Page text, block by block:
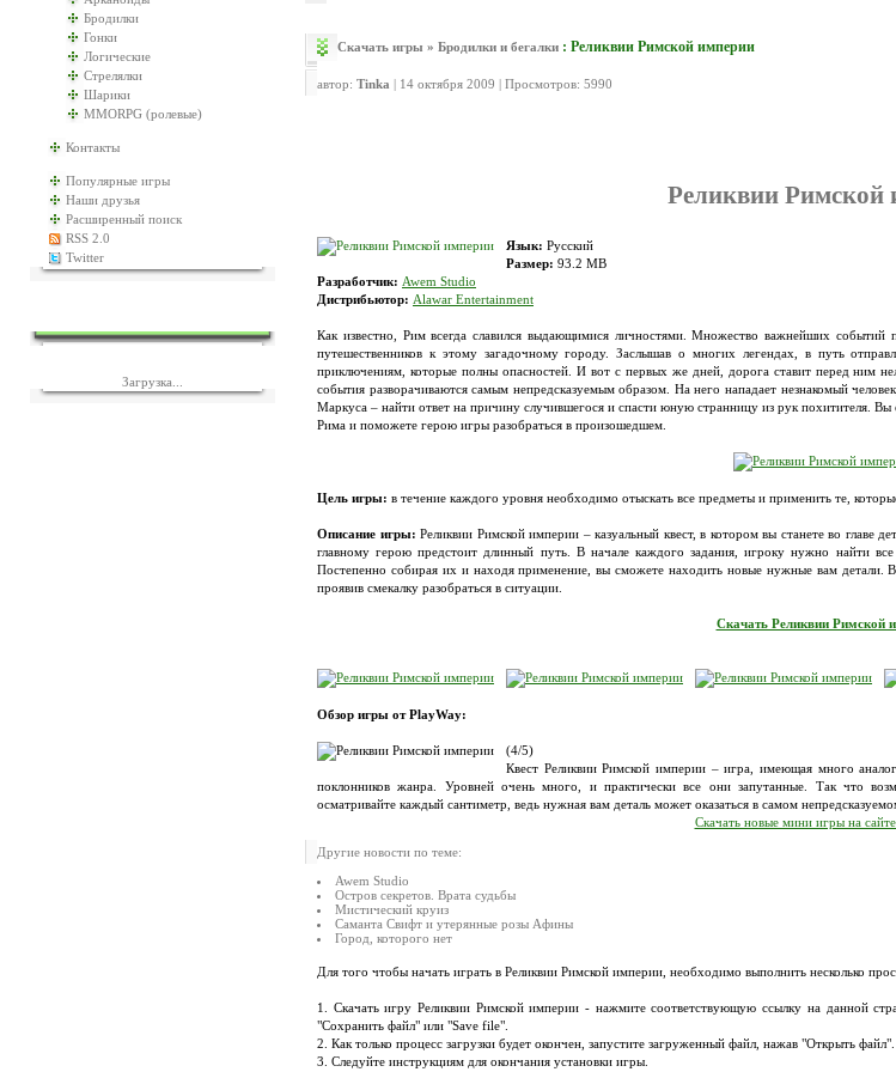
Бродилки
Гонки
Логические
Стрелялки
Шарики
MMORPG (ролевые)
Контакты
Популярные игры
Наши друзья
Расширенный поиск
RSS 2.0
Twitter
Загрузка...
Скачать игры » Бродилки и бегалки : Реликвии Римской империи
автор: Tinka | 14 октября 2009 | Просмотров: 5990
Реликвии Римской
Язык: Русский
Размер: 93.2 MB
Разработчик: Awem Studio
Дистрибьютор: Alawar Entertainment
Как известно, Рим всегда славился выдающимися личностями. Множество важнейших событий
путешественников к этому загадочному городу. Заслышав о многих легендах, в путь
приключениям, которые полны опасностей. И вот с первых же дней, дорога ставит перед ним
события разворачиваются самым непредсказуемым образом. На него нападает незнакомый
Маркуса – найти ответ на причину случившегося и спасти юную странницу из рук похитителя.
Рима и поможете герою игры разобраться в произошедшем.
Цель игры: в течение каждого уровня необходимо отыскать все предметы и применить те,
Описание игры: Реликвии Римской империи – казуальный квест, в котором вы станете во главе
главному герою предстоит длинный путь. В начале каждого задания, игроку нужно найти
Постепенно собирая их и находя применение, вы сможете находить новые нужные вам детали.
проявив смекалку разобраться в ситуации.
Скачать Реликвии Римской
Обзор игры от PlayWay:
(4/5)
Квест Реликвии Римской империи – игра, имеющая много
поклонников жанра. Уровней очень много, и практически все они запутанные. Так что
осматривайте каждый сантиметр, ведь нужная вам деталь может оказаться в самом
Скачать новые мини игры на
Другие новости по теме:
Awem Studio
Остров секретов. Врата судьбы
Мистический круиз
Саманта Свифт и утерянные розы Афины
Город, которого нет
Для того чтобы начать играть в Реликвии Римской империи, необходимо выполнить несколько
1. Скачать игру Реликвии Римской империи - нажмите соответствующую ссылку на данной
"Сохранить файл" или "Save file".
2. Как только процесс загрузки будет окончен, запустите загруженный файл, нажав "Открыть файл".
3. Следуйте инструкциям для окончания установки игры.